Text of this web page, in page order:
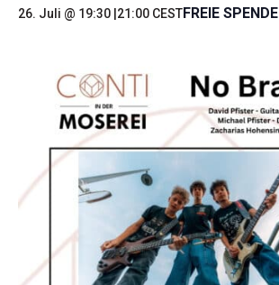
26. Juli @ 19:30 |21:00 CESTFREIE SPENDE